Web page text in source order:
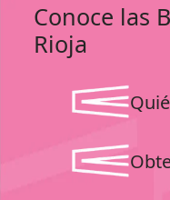
Conoce las
Rioja